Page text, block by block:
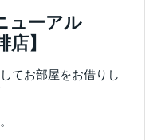
ューアル
】
てお部屋をお借りし